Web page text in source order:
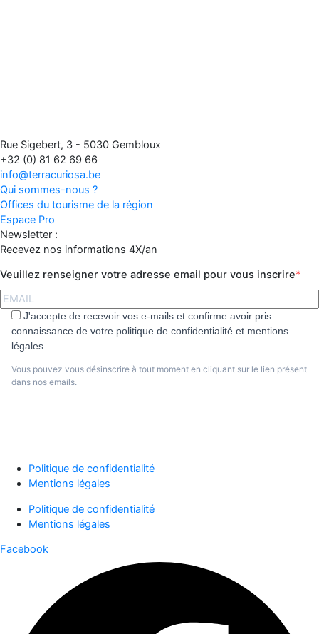
Rue Sigebert, 3 - 5030 Gembloux
+32 (0) 81 62 69 66
info@terracuriosa.be
Qui sommes-nous ?
Offices du tourisme de la région
Espace Pro
Newsletter :
Recevez nos informations 4X/an
Veuillez renseigner votre adresse email pour vous inscrire
J'accepte de recevoir vos e-mails et confirme avoir pris
connaissance de votre politique de confidentialité et mentions
légales.
Vous pouvez vous désinscrire à tout moment en cliquant sur le lien présent
dans nos emails.
Politique de confidentialité
Mentions légales
Politique de confidentialité
Mentions légales
Facebook